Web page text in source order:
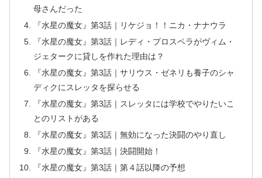
母さんだった
『水星の魔女』第3話｜リケジョ！！ニカ・ナナウラ
『水星の魔女』第3話｜レディ・プロスペラがヴィム・
ジェタークに貸しを作れた理由は？
『水星の魔女』第3話｜サリウス・ゼネリも養子のシャ
ディクにスレッタを探らせる
『水星の魔女』第3話｜スレッタには学校でやりたいこ
とのリストがある
『水星の魔女』第3話｜無効になった決闘のやり直し
『水星の魔女』第3話｜決闘開始！
『水星の魔女』第3話｜第４話以降の予想